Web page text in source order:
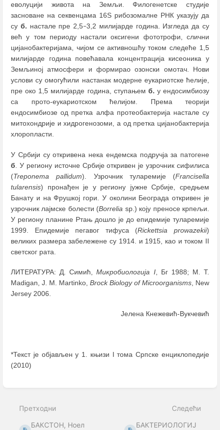
еволуцији живота на Земљи. Филогенетске студије
засноване на секвенцама 16S рибозомалне РНК указују да
су б. настале пре 2,5–3,2 милијарде година. Изгледа да су
већ у том периоду настали оксигени фототрофи, слични
цијанобактеријама, чијом се активношћу током следеће 1,5
милијарде година повећавала концентрација кисеоника у
Земљиној атмосфери и формирао озонски омотач. Нови
услови су омогућили настанак модерне еукариотске ћелије,
пре око 1,5 милијарде година, ступањем б. у ендосимбиозу
са прото-еукариотском ћелијом. Према теорији
ендосимбиозе од претка алфа протеобактерија настале су
митохондрије и хидрогенозоми, а од претка цијанобактерија
хлоропласти.
У Србији су откривена нека ендемска подручја за патогене
б . У региону источне Србије откривен је узрочник сифилиса
(Treponema pallidum). Узрочник туларемије (Francisella
tularensis) пронађен је у региону јужне Србије, средњем
Банату и на Фрушкој гори. У околини Београда откривен је
узрочник лајмске болести (Borrelia sp.) коју преносе крпељи.
У региону планине Ртањ дошло је до епидемије туларемије
1999. Епидемије пегавог тифуса (Rickettsia prowazekii)
великих размера забележене су 1914. и 1915, као и током II
светског рата.
ЛИТЕРАТУРА: Д. Симић,Микробиологија I, Бг 1988; M. T.
Madigan, J. M. Martinko, Brock Biology of Microorganisms , New
Jersey 2006.
Јелена Кнежевић-Вукчевић
*Текст је објављен у 1. књизи I тома Српске енциклопедије
(2010)
mode
Претходни
БАКСТОН, Ноел
Следећи
БАКТЕРИОЛОГИЈ